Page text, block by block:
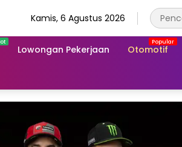
Kamis, 6 Agustus 2026
Lowongan Pekerjaan Otomotif